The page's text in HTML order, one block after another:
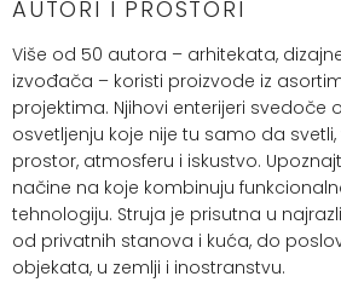
AUTORI I PROSTORI
Više od 50 autora – arhitekata,
izvođača – koristi proizvode iz
projektima. Njihovi enterijeri svedoče
osvetljenju koje nije tu samo da
prostor, atmosferu i iskustvo.
načine na koje kombinuju
tehnologiju. Struja je prisutna u
od privatnih stanova i kuća, do
objekata, u zemlji i inostranstvu.